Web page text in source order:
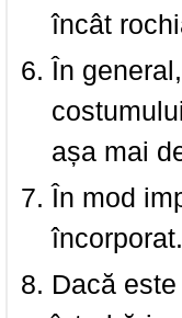
încât
În
așa mai
În mod
Dacă